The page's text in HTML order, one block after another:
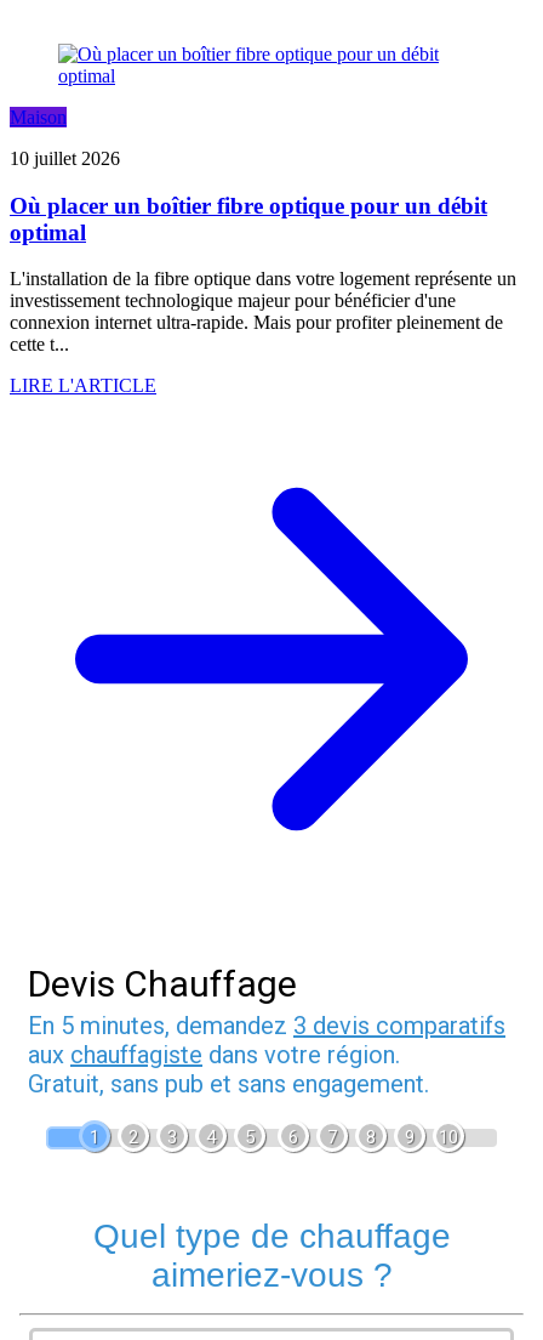
Maison
10 juillet 2026
Où placer un boîtier fibre optique pour un débit
optimal
L'installation de la fibre optique dans votre logement représente un
investissement technologique majeur pour bénéficier d'une
connexion internet ultra-rapide. Mais pour profiter pleinement de
cette t...
LIRE L'ARTICLE
Devis Chauffage
En 5 minutes, demandez 3 devis comparatifs
aux chauffagiste dans votre région.
Gratuit, sans pub et sans engagement.
1 2 3 4 5 6 7 8 9 10
Quel type de chauffage
aimeriez-vous ?